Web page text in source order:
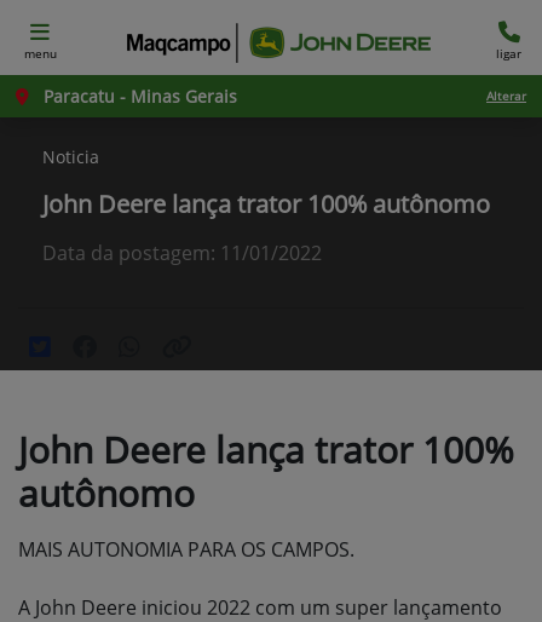
menu ligar
Paracatu - Minas Gerais Alterar
Noticia
John Deere lança trator 100% autônomo
Data da postagem: 11/01/2022
John Deere lança trator 100%
autônomo
MAIS AUTONOMIA PARA OS CAMPOS.
A John Deere iniciou 2022 com um super lançamento